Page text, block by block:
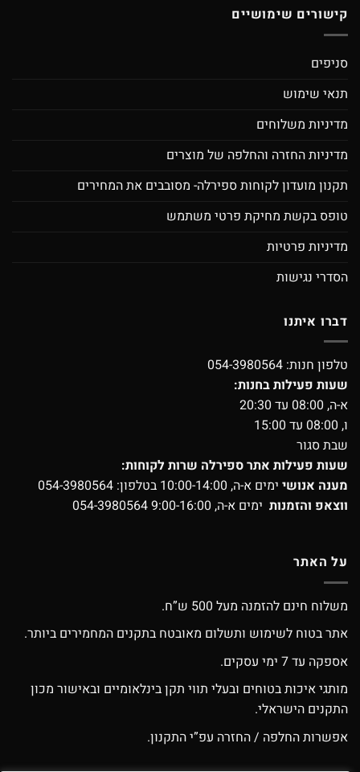
קישורים שימושיים
סניפים
תנאי שימוש
מדיניות משלוחים
מדיניות החזרה והחלפה של מוצרים
תקנון מועדון לקוחות ספירלה- מסובבים את המחירים
טופס בקשת מחיקת פרטי משתמש
מדיניות פרטיות
הסדרי נגישות
דברו איתנו
טלפון חנות:054-3980564
שעות פעילות בחנות:
א-ה, 08:00 עד 20:30
ו, 08:00 עד 15:00
שבת סגור
שעות פעילות אתר ספירלה שרות לקוחות:
מענה אנושיימים א-ה, 10:00-14:00 בטלפון:
054-3980564
ווצאפ והזמנותימים א-ה, 9:00-16:00 054-3980564
על האתר
משלוח חינם להזמנה מעל 500 ש”ח.
אתר בטוח לשימוש ותשלום מאובטח בתקנים המחמירים ביותר.
אספקה עד 7 ימי עסקים.
מותגי איכות בטוחים ובעלי תווי תקן בינלאומיים ובאישור מכון
התקנים הישראלי.
אפשרות החלפה / החזרה עפ”י התקנון.